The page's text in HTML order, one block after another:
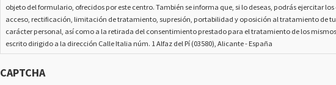
objeto del formulario, ofrecidos por este centro. También se informa que, si lo deseas, podrás ejercitar los
acceso, rectificación, limitación de tratamiento, supresión, portabilidad y oposición al tratamiento de
carácter personal, así como a la retirada del consentimiento prestado para el tratamiento de los
escrito dirigido a la dirección Calle Italia núm. 1 Alfaz del Pí (03580), Alicante - España
CAPTCHA